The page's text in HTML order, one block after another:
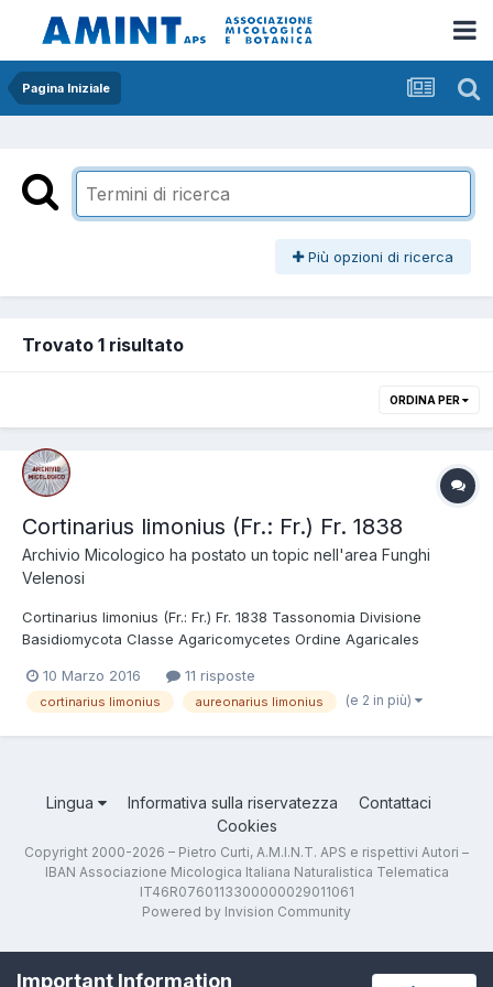
Pagina Iniziale
Più opzioni di ricerca
Trovato 1 risultato
ORDINA PER
Cortinarius limonius (Fr.: Fr.) Fr. 1838
Archivio Micologico ha postato un topic nell'area Funghi
Velenosi
Cortinarius limonius (Fr.: Fr.) Fr. 1838 Tassonomia Divisione
Basidiomycota Classe Agaricomycetes Ordine Agaricales
Leprocybe Sezione Limonii Nezdojm. Clade /limonius Sinonimi
Cortinarius luteus Peck 1890 Cortinarius...
10 Marzo 2016 11 risposte
cortinarius limonius aureonarius limonius (e 2 in più)
Lingua Informativa sulla riservatezza
Contattaci
Cookies
Copyright 2000-2026 – Pietro Curti, A.M.I.N.T. APS e rispettivi Autori –
IBAN Associazione Micologica Italiana Naturalistica Telematica
IT46R0760113300000029011061
Powered by Invision Community
Important Information